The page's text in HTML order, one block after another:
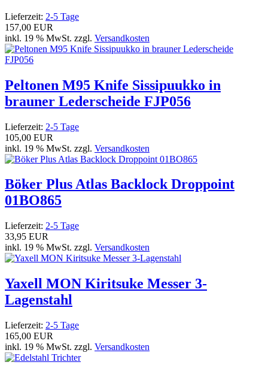
Lieferzeit: 2-5 Tage
157,00 EUR
inkl. 19 % MwSt. zzgl. Versandkosten
Peltonen M95 Knife Sissipuukko in
brauner Lederscheide FJP056
Lieferzeit: 2-5 Tage
105,00 EUR
inkl. 19 % MwSt. zzgl. Versandkosten
Böker Plus Atlas Backlock Droppoint
01BO865
Lieferzeit: 2-5 Tage
33,95 EUR
inkl. 19 % MwSt. zzgl. Versandkosten
Yaxell MON Kiritsuke Messer 3-
Lagenstahl
Lieferzeit: 2-5 Tage
165,00 EUR
inkl. 19 % MwSt. zzgl. Versandkosten